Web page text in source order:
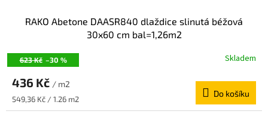
623 Kč –30 %
RAKO Abetone DAASR840 dlaždice slinutá béžová
30x60 cm bal=1,26m2
Skladem
436 Kč / m2
Měrná
cena:
549,36 Kč / 1.26 m2
Do košíku